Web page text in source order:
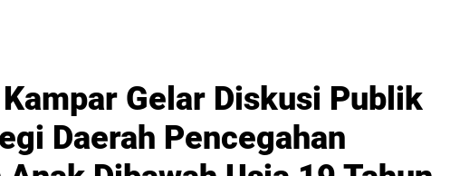
Gelar Diskusi Publik
Daerah Pencegahan